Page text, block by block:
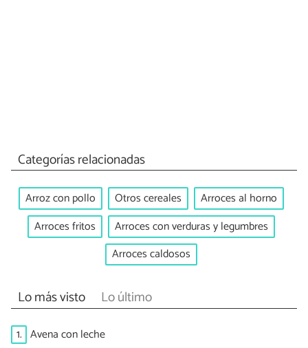
Categorías relacionadas
Arroz con pollo Otros cereales
Arroces al horno
Arroces fritos
Arroces con verduras y legumbres
Arroces caldosos
Lo más visto Lo último
1. Avena con leche